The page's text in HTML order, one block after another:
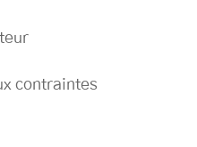
contraintes